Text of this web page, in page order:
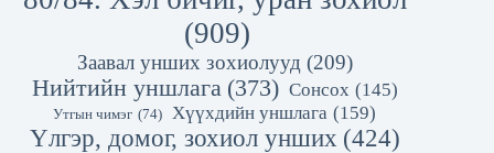
(909)
Заавал унших зохиолууд (209)
Нийтийн уншлага (373) Сонсох (145)
Утгын чимэг (74) Хүүхдийн уншлага (159)
Үлгэр, домог, зохиол унших (424)